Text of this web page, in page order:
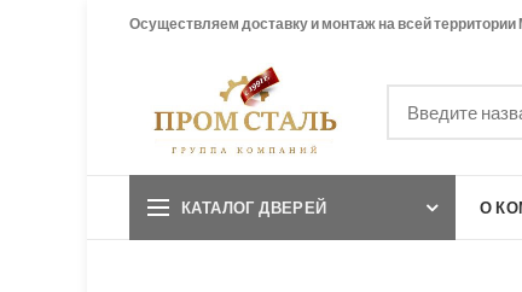
Осуществляем доставку и монтаж на всей
КАТАЛОГ ДВЕРЕЙ О